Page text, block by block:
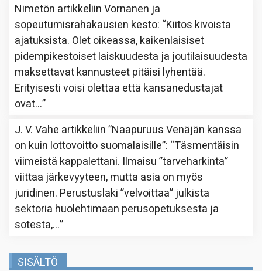
Nimetön artikkeliinVornanen ja
sopeutumisrahakausien kesto: “Kiitos kivoista
ajatuksista. Olet oikeassa, kaikenlaisiset
pidempikestoiset laiskuudesta ja joutilaisuudesta
maksettavat kannusteet pitäisi lyhentää.
Erityisesti voisi olettaa että kansanedustajat
ovat…”
J. V. Vahe artikkeliin”Naapuruus Venäjän kanssa
on kuin lottovoitto suomalaisille”: “Täsmentäisin
viimeistä kappalettani. Ilmaisu ”tarveharkinta”
viittaa järkevyyteen, mutta asia on myös
juridinen. Perustuslaki ”velvoittaa” julkista
sektoria huolehtimaan perusopetuksesta ja
sotesta,…”
SISÄLTÖ